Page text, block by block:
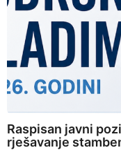
Raspisan javni
rješavanje